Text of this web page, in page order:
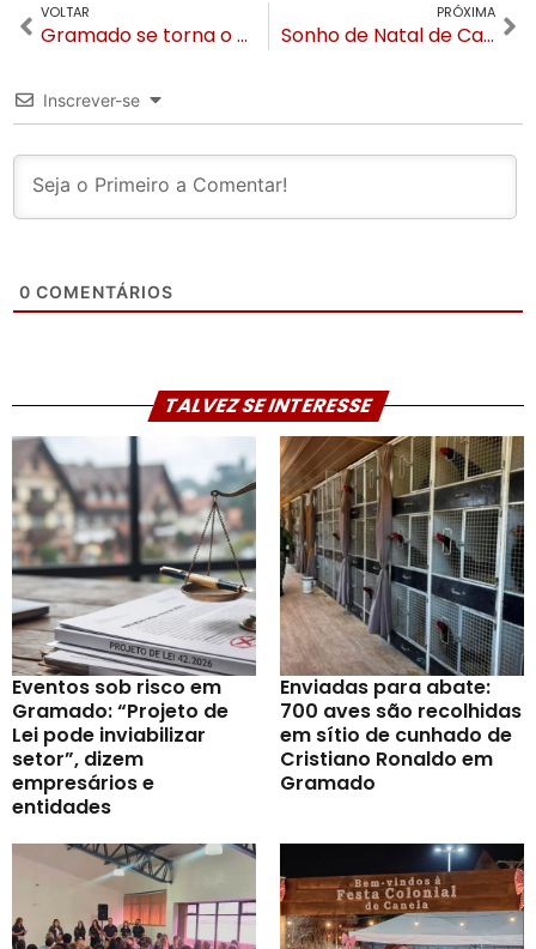
VOLTAR
Gramado se torna o primeiro destino brasileiro a integrar a plataforma inovadora Eluvi
PRÓXIMA
Sonho de Natal de Canela intensifica programação com desfiles e atrações inéditas
Inscrever-se
0 COMENTÁRIOS
TALVEZ SE INTERESSE
Eventos sob risco em
Gramado: “Projeto de
Lei pode inviabilizar
setor”, dizem
empresários e
entidades
Enviadas para abate:
700 aves são recolhidas
em sítio de cunhado de
Cristiano Ronaldo em
Gramado